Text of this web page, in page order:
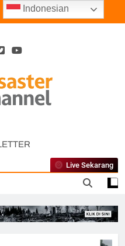
ChannelLive Sekarang
Indonesian